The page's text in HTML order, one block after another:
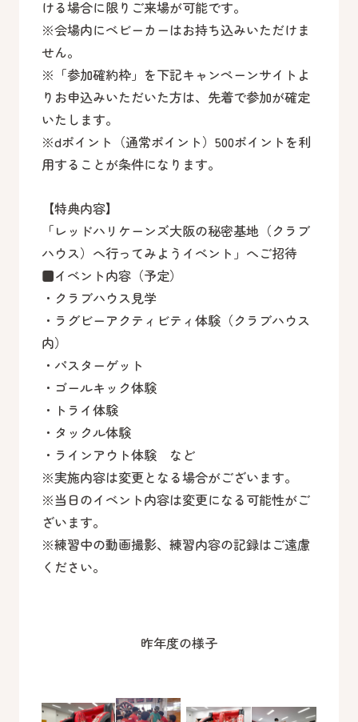
ける場合に限りご来場が可能です。
※会場内にベビーカーはお持ち込みいただけま
せん。
※「参加確約枠」を下記キャンペーンサイトよ
りお申込みいただいた方は、先着で参加が確定
いたします。
※dポイント（通常ポイント）500ポイントを利
用することが条件になります。
【特典内容】
「レッドハリケーンズ大阪の秘密基地（クラブ
ハウス）へ行ってみようイベント」へご招待
■イベント内容（予定）
・クラブハウス見学
・ラグビーアクティビティ体験（クラブハウス
内）
・パスターゲット
・ゴールキック体験
・トライ体験
・タックル体験
・ラインアウト体験 など
※実施内容は変更となる場合がございます。
※当日のイベント内容は変更になる可能性がご
ざいます。
※練習中の動画撮影、練習内容の記録はご遠慮
ください。
昨年度の様子